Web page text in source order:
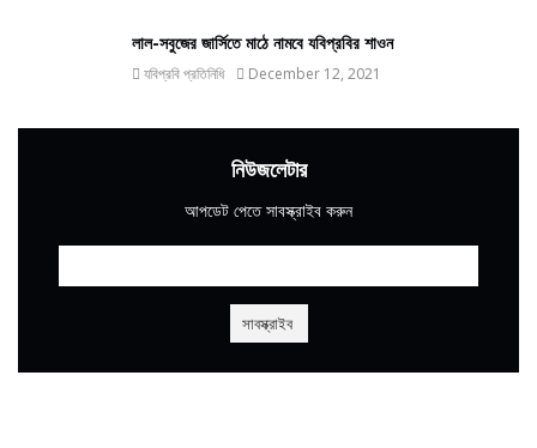
লাল-সবুজের জার্সিতে মাঠে নামবে যবিপ্রবির শাওন
যবিপ্রবি প্রতিনিধি December 12, 2021
নিউজলেটার
আপডেট পেতে সাবস্ক্রাইব করুন